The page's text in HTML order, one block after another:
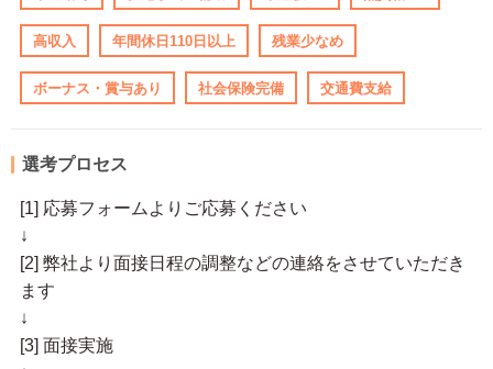
高収入 年間休日110日以上 残業少なめ
ボーナス・賞与あり 社会保険完備 交通費支給
選考プロセス
[1] 応募フォームよりご応募ください
↓
[2] 弊社より面接日程の調整などの連絡をさせていただき
ます
↓
[3] 面接実施